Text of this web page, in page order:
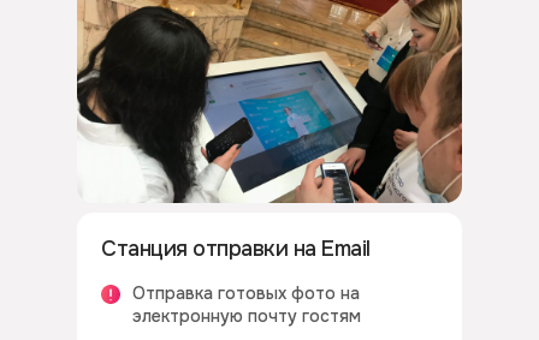
Станция отправки на Email
Отправка готовых фото на
электронную почту гостям